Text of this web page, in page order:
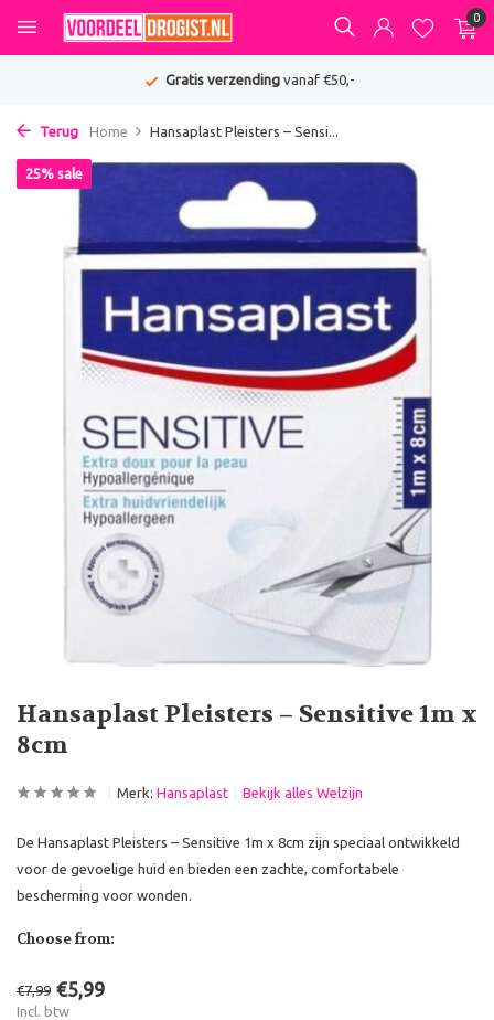
0
Gratis verzendingvanaf €50,-
Terug Home Hansaplast Pleisters – Sensi...
Hansaplast Pleisters – Sensitive 1m x
8cm
25% sale
Merk: Hansaplast Bekijk alles Welzijn
De Hansaplast Pleisters – Sensitive 1m x 8cm zijn speciaal ontwikkeld
voor de gevoelige huid en bieden een zachte, comfortabele
bescherming voor wonden.
Choose from:
€7,99 €5,99
Incl. btw